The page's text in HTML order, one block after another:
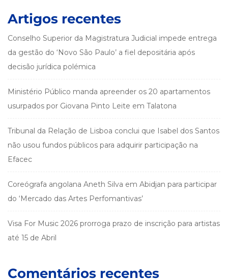
Artigos recentes
Conselho Superior da Magistratura Judicial impede entrega
da gestão do ‘Novo São Paulo’ a fiel depositária após
decisão jurídica polémica
Ministério Público manda apreender os 20 apartamentos
usurpados por Giovana Pinto Leite em Talatona
Tribunal da Relação de Lisboa conclui que Isabel dos Santos
não usou fundos públicos para adquirir participação na
Efacec
Coreógrafa angolana Aneth Silva em Abidjan para participar
do ‘Mercado das Artes Perfomantivas’
Visa For Music 2026 prorroga prazo de inscrição para artistas
até 15 de Abril
Comentários recentes